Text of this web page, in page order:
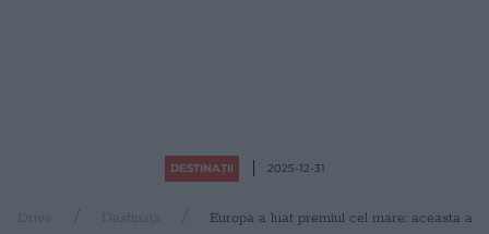
DESTINAȚII 2025-12-31
Drive
Europa a luat premiul cel mare: aceasta a